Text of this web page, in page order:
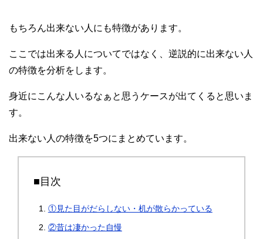
もちろん出来ない人にも特徴があります。
ここでは出来る人についてではなく、逆説的に出来ない人
の特徴を分析をします。
身近にこんな人いるなぁと思うケースが出てくると思いま
す。
出来ない人の特徴を5つにまとめています。
■目次
①見た目がだらしない・机が散らかっている
②昔は凄かった自慢